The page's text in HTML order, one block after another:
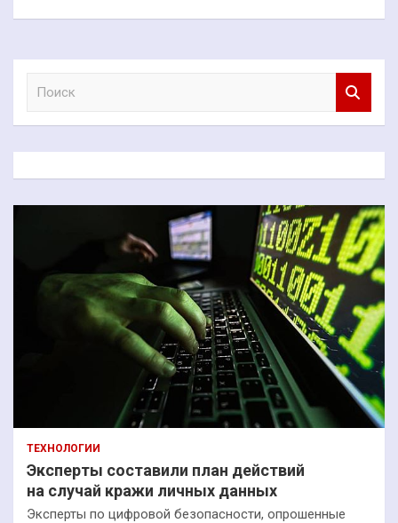
к
ТЕХНОЛОГИИ
Эксперты составили план действий
на случай кражи личных данных
Эксперты по цифровой безопасности, опрошенные